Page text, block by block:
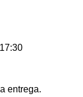
entrega.